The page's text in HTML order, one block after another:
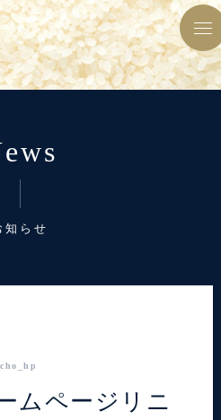
知らせ
ムページリニ